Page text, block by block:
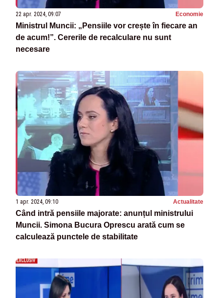
22 apr. 2024, 09:07 Economie
Ministrul Muncii: „Pensiile vor crește în fiecare an
de acum!”. Cererile de recalculare nu sunt
necesare
1 apr. 2024, 09:10 Actualitate
Când intră pensiile majorate: anunțul ministrului
Muncii. Simona Bucura Oprescu arată cum se
calculează punctele de stabilitate